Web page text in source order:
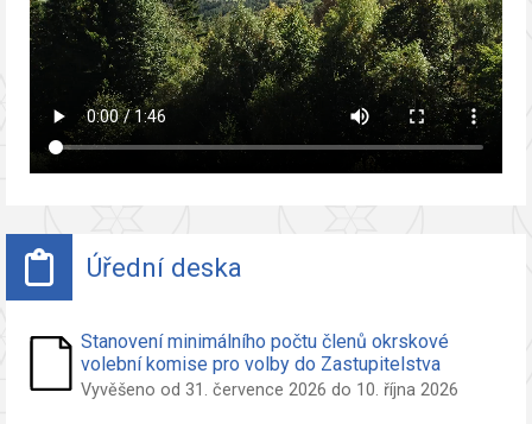
Úřední deska
Stanovení minimálního počtu členů okrskové
volební komise pro volby do Zastupitelstva
obce Pržno
Vyvěšeno od 31. července 2026 do 10. října 2026